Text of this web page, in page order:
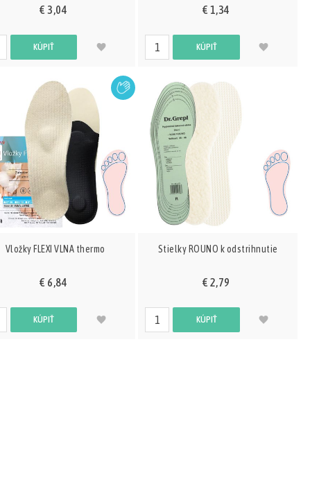
€ 3,04
KÚPIŤ
€ 1,34
KÚPIŤ
Vložky FLEXI VLNA thermo
€ 6,84
KÚPIŤ
Stielky ROUNO k odstrihnutie
€ 2,79
KÚPIŤ